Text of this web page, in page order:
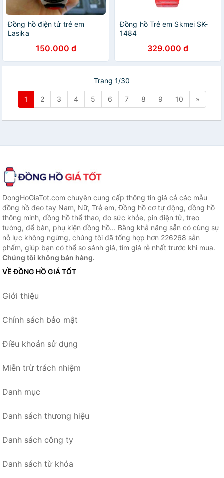
Đồng hồ điện tử trẻ em
Lasika
150.000 đ
Đồng hồ Trẻ em Skmei SK-
1484
329.000 đ
Trang 1/30
1 2 3 4 5 6 7 8 9 10 »
DongHoGiaTot.com chuyên cung cấp thông tin giá cả các mẫu
đồng hồ đeo tay Nam, Nữ, Trẻ em, Đồng hồ cơ tự động, đồng hồ
thông minh, đồng hồ thể thao, đo sức khỏe, pin điện tử, treo
tường, để bàn, phụ kiện đồng hồ... Bằng khả năng sẵn có cùng sự
nỗ lực không ngừng, chúng tôi đã tổng hợp hơn 226268 sản
phẩm, giúp bạn có thể so sánh giá, tìm giá rẻ nhất trước khi mua.
Chúng tôi không bán hàng.
VỀ ĐỒNG HỒ GIÁ TỐT
Giới thiệu
Chính sách bảo mật
Điều khoản sử dụng
Miễn trừ trách nhiệm
Danh mục
Danh sách thương hiệu
Danh sách công ty
Danh sách từ khóa